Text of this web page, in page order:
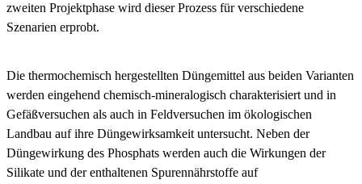
zweiten Projektphase wird dieser Prozess für verschiedene
Szenarien erprobt.
Die thermochemisch hergestellten Düngemittel aus beiden Varianten
werden eingehend chemisch-mineralogisch charakterisiert und in
Gefäßversuchen als auch in Feldversuchen im ökologischen
Landbau auf ihre Düngewirksamkeit untersucht. Neben der
Düngewirkung des Phosphats werden auch die Wirkungen der
Silikate und der enthaltenen Spurennährstoffe auf